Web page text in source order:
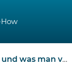
Ihnen lernen kann